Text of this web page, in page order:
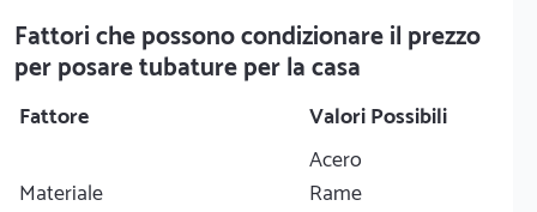
Fattori che possono condizionare il prezzo
per posare tubature per la casa
Fattore Valori Possibili
Materiale
Acero
Rame